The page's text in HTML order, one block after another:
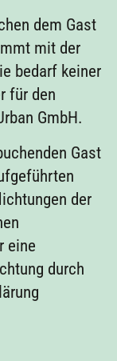
dem Gast
mit der
bedarf keiner
für den
GmbH.
Gast
der
eine
durch